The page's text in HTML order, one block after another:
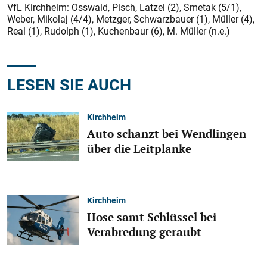
VfL Kirchheim: Osswald, Pisch, Latzel (2), Smetak (5/1),
Weber, Mikolaj (4/4), Metzger, Schwarzbauer (1), Müller (4),
Real (1), Rudolph (1), Kuchenbaur (6), M. Müller (n.e.)
LESEN SIE AUCH
Kirchheim
Auto schanzt bei Wendlingen
über die Leitplanke
Kirchheim
Hose samt Schlüssel bei
Verabredung geraubt